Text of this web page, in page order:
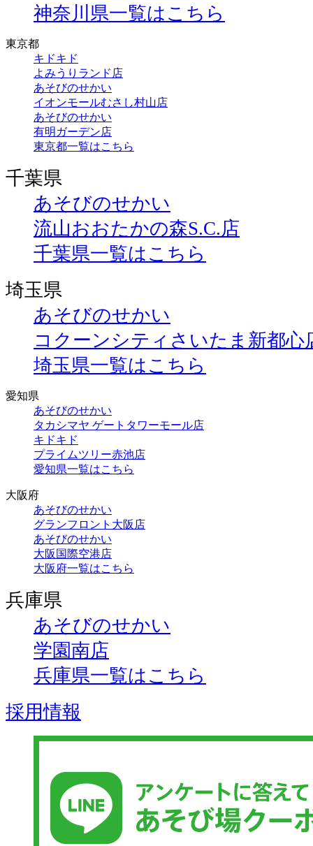
神奈川県一覧はこちら
東京都
キドキド
よみうりランド店
あそびのせかい
イオンモールむさし村山店
あそびのせかい
有明ガーデン店
東京都一覧はこちら
千葉県
あそびのせかい
流山おおたかの森S.C.店
千葉県一覧はこちら
埼玉県
あそびのせかい
コクーンシティさいたま新都心
埼玉県一覧はこちら
愛知県
あそびのせかい
タカシマヤ ゲートタワーモール店
キドキド
プライムツリー赤池店
愛知県一覧はこちら
大阪府
あそびのせかい
グランフロント大阪店
あそびのせかい
大阪国際空港店
大阪府一覧はこちら
兵庫県
あそびのせかい
学園南店
兵庫県一覧はこちら
採用情報